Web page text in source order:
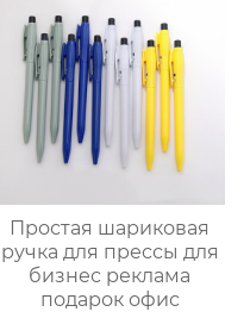
рисования
Простая шариковая
ручка для прессы для
бизнес реклама
подарок офис